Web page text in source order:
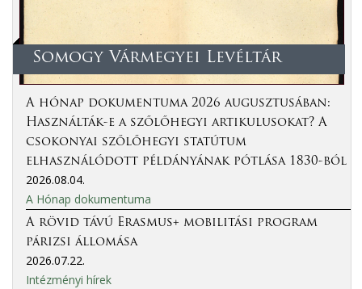
Somogy Vármegyei Levéltár
A hónap dokumentuma 2026 augusztusában:
Használták-e a szőlőhegyi artikulusokat? A
csokonyai szőlőhegyi statútum
elhasználódott példányának pótlása 1830-ból
2026.08.04.
A Hónap dokumentuma
A rövid távú Erasmus+ mobilitási program
párizsi állomása
2026.07.22.
Intézményi hírek